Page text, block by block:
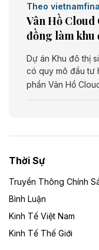
Theo
Vân Hồ
đồng làm khu
Dự án Khu đô thị
có quy mô đầu tư
phần Vân Hồ
Dự án Nhà máy
Công ty TNHH
Theo
Đức Long Gia
Thời Sự
Truyền Thông Chính
Bình Luận
Kinh Tế Việt Nam
Kinh Tế Thế Giới